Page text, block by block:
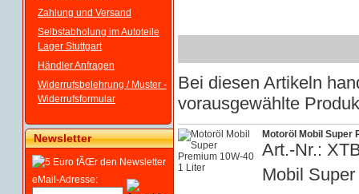
Zahlung und Versand
Selbstabholung im Autoteile
Lager Stuttgart
Händler Anfragen
Widerrufsbelehrung / Muster -
Widerrufsformular
Newsletter
eMail-Adresse:
Bei diesen Artikeln
vorausgewählte
Motoröl Mobil Super
Art.-Nr.:
Mobil